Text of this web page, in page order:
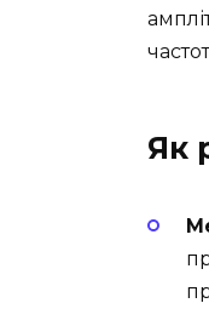
Як